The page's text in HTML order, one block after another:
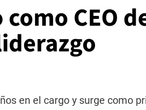
CEO
en el cargo y surge como